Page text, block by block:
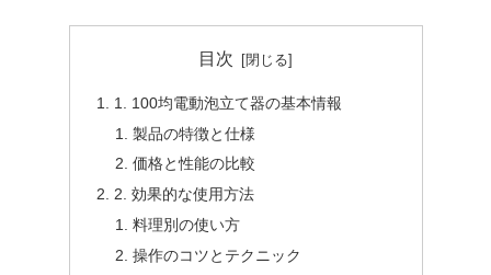
目次
1. 100均電動泡立て器の基本情報
製品の特徴と仕様
価格と性能の比較
2. 効果的な使用方法
料理別の使い方
操作のコツとテクニック